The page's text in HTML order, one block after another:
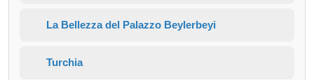
La Bellezza del Palazzo Beylerbeyi
Turchia